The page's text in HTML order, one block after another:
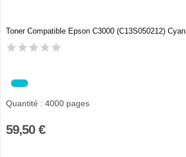
Toner Compatible Epson C3000 (C13S050212) Cyan
Quantité : 4000 pages
59,50 €